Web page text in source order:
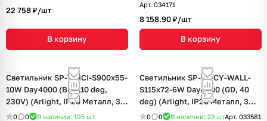
22 758 ₽/шт
В корзину
Арт. 034171
8 158.90 ₽/шт
В корзину
Светильник SP-VINCI-S900x55-
10W Day4000 (BK, 110 deg,
230V) (Arlight, IP20 Металл, 3
года)
0 0 В наличии: 195 шт
Светильник SP-SPICY-WALL-
S115x72-6W Day4000 (GD, 40
deg) (Arlight, IP20 Металл, 3
года)
0 0 В наличии: 23 штАрт. 033581